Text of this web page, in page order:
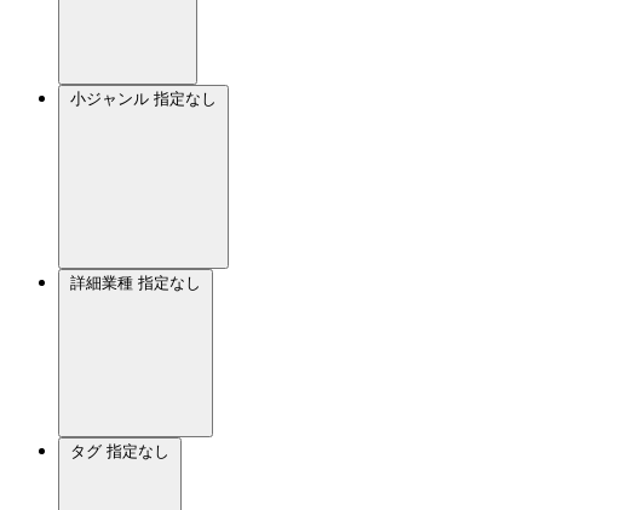
小ジャンル 指定なし
詳細業種 指定なし
タグ 指定なし